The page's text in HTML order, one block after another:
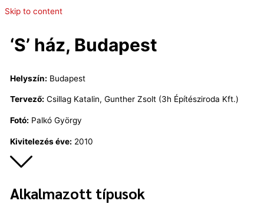
Skip to content
‘S’ ház, Budapest
Helyszín: Budapest
Tervező: Csillag Katalin, Gunther Zsolt (3h Építésziroda Kft.)
Fotó: Palkó György
Kivitelezés éve: 2010
Alkalmazott típusok